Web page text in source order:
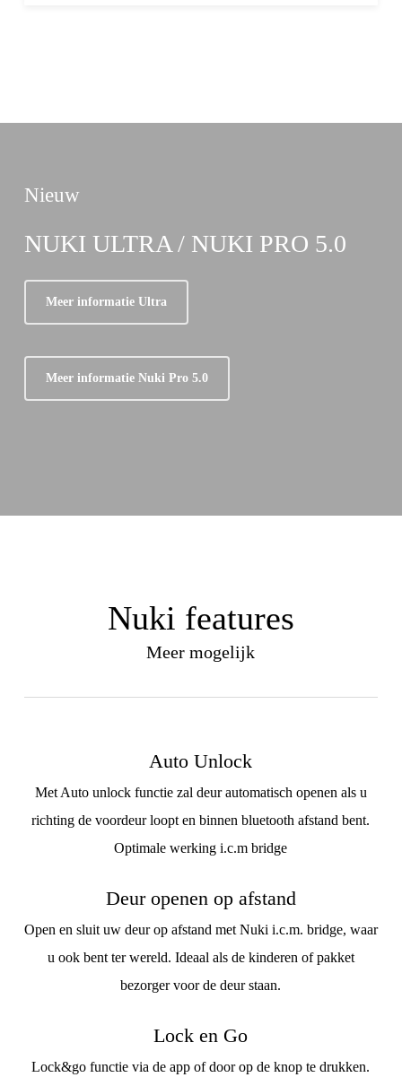
Nieuw
NUKI ULTRA / NUKI PRO 5.0
Meer informatie Ultra
Meer informatie Nuki Pro 5.0
Nuki features
Meer mogelijk
Auto Unlock
Met Auto unlock functie zal deur automatisch openen als u
richting de voordeur loopt en binnen bluetooth afstand bent.
Optimale werking i.c.m bridge
Deur openen op afstand
Open en sluit uw deur op afstand met Nuki i.c.m. bridge, waar
u ook bent ter wereld. Ideaal als de kinderen of pakket
bezorger voor de deur staan.
Lock en Go
Lock&go functie via de app of door op de knop te drukken.